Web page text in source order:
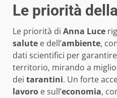
Le priorità
Le priorità di Anna Luce
salute e dell’ambiente,
dati scientifici per
territorio, mirando a
dei tarantini. Un forte
lavoro e sull’economia,